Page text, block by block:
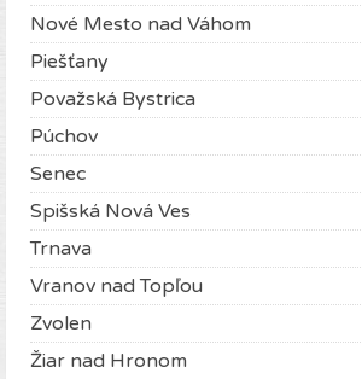
Nové Mesto nad Váhom
Piešťany
Považská Bystrica
Púchov
Senec
Spišská Nová Ves
Trnava
Vranov nad Topľou
Zvolen
Žiar nad Hronom